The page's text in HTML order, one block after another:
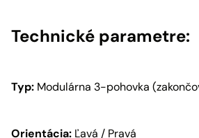
Technické parametre:
Typ: Modulárna 3-pohovka
Orientácia: Ľavá / Pravá